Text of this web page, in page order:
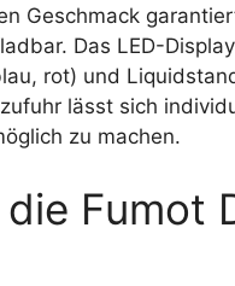
Geschmack
Das LED-
rot) und
lässt sich
zu machen.
Fumot